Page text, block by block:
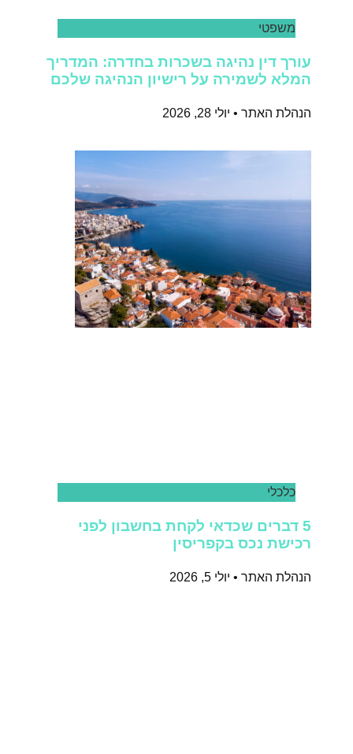
משפטי
עורך דין נהיגה בשכרות בחדרה: המדריך
המלא לשמירה על רישיון הנהיגה שלכם
הנהלת האתר יולי 28, 2026
כלכלי
5 דברים שכדאי לקחת בחשבון לפני
רכישת נכס בקפריסין
הנהלת האתר יולי 5, 2026